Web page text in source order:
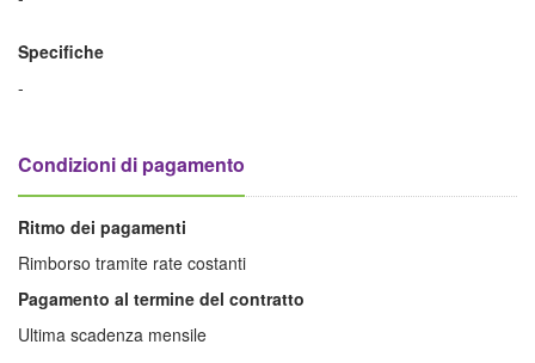
Specifiche
-
Condizioni di pagamento
Ritmo dei pagamenti
Rimborso tramite rate costanti
Pagamento al termine del contratto
Ultima scadenza mensile